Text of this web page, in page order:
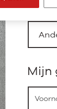
Mijn